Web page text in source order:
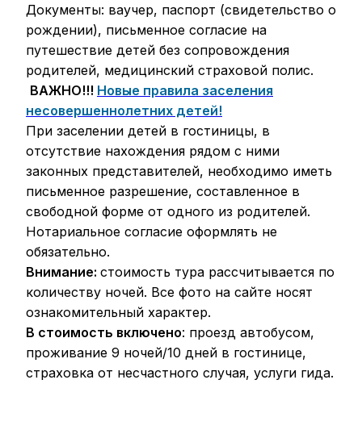
Документы: ваучер, паспорт (свидетельство о
рождении), письменное согласие на
путешествие детей без сопровождения
родителей, медицинский страховой полис.
ВАЖНО!!! Новые правила заселения
несовершеннолетних детей!
При заселении детей в гостиницы, в
отсутствие нахождения рядом с ними
законных представителей, необходимо иметь
письменное разрешение, составленное в
свободной форме от одного из родителей.
Нотариальное согласие оформлять не
обязательно.
Внимание: стоимость тура рассчитывается по
количеству ночей. Все фото на сайте носят
ознакомительный характер.
В стоимость включено: проезд автобусом,
проживание 9 ночей/10 дней в гостинице,
страховка от несчастного случая, услуги гида.